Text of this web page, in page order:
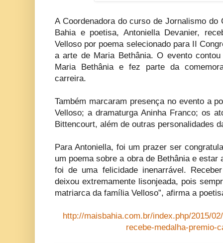
A Coordenadora do curso de Jornalismo
Bahia e poetisa, Antoniella Devanier,
Velloso por poema selecionado para II
a arte de Maria Bethânia. O evento
Maria Bethânia e fez parte da
carreira.
Também marcaram presença no evento a
Velloso; a dramaturga Aninha Franco; os
Bittencourt, além de outras personalidades
Para Antoniella, foi um prazer ser
um poema sobre a obra de Bethânia e estar
foi de uma felicidade inenarrável.
deixou extremamente lisonjeada, pois
matriarca da família Velloso”, afirma a
http://maisbahia.com.br/index.php/2015/
recebe-medalha-premio-